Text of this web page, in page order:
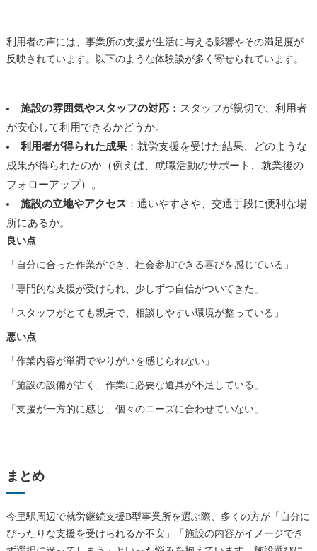
利用者の声には、事業所の支援が生活に与える影響やその満足度が
反映されています。以下のような体験談が多く寄せられています。
施設の雰囲気やスタッフの対応：スタッフが親切で、利用者
が安心して利用できるかどうか。
利用者が得られた成果：就労支援を受けた結果、どのような
成果が得られたのか（例えば、就職活動のサポート、就業後の
フォローアップ）。
施設の立地やアクセス ：通いやすさや、交通手段に便利な場
所にあるか。
良い点
「自分に合った作業ができ、社会参加できる喜びを感じている」
「専門的な支援が受けられ、少しずつ自信がついてきた」
「スタッフがとても親身で、相談しやすい環境が整っている」
悪い点
「作業内容が単調でやりがいを感じられない」
「施設の設備が古く、作業に必要な道具が不足している」
「支援が一方的に感じ、個々のニーズに合わせていない」
まとめ
今里駅周辺で就労継続支援B型事業所を選ぶ際、多くの方が「自分に
ぴったりな支援を受けられるか不安」「施設の内容がイメージでき